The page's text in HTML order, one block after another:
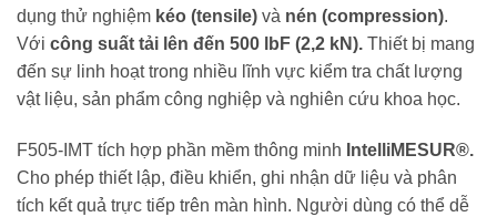
dụng thử nghiệm kéo (tensile) và nén (compression).
Với công suất tải lên đến 500 lbF (2,2 kN). Thiết bị mang
đến sự linh hoạt trong nhiều lĩnh vực kiểm tra chất lượng
vật liệu, sản phẩm công nghiệp và nghiên cứu khoa học.
F505-IMT tích hợp phần mềm thông minh IntelliMESUR®.
Cho phép thiết lập, điều khiển, ghi nhận dữ liệu và phân
tích kết quả trực tiếp trên màn hình. Người dùng có thể dễ